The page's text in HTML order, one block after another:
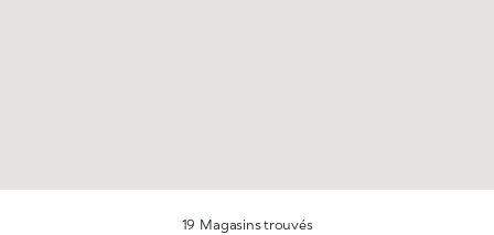
19 Magasins trouvés